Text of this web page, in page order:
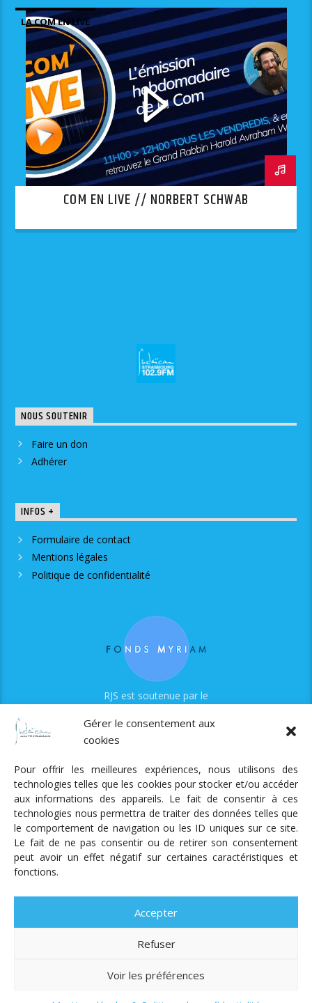
Gérer le consentement aux
cookies
Pour offrir les meilleures expériences, nous utilisons des
technologies telles que les cookies pour stocker et/ou accéder
aux informations des appareils. Le fait de consentir à ces
technologies nous permettra de traiter des données telles que
le comportement de navigation ou les ID uniques sur ce site.
Le fait de ne pas consentir ou de retirer son consentement
peut avoir un effet négatif sur certaines caractéristiques et
fonctions.
Accepter
Refuser
Voir les préférences
LA COM EN LIVE
COM EN LIVE // NORBERT SCHWAB
NOUS SOUTENIR
Faire un don
Adhérer
INFOS +
Formulaire de contact
Mentions légales
Politique de confidentialité
RJS est soutenue par le
Radio Judaica Strasbourg
Tous droits réservés
RADIO JUDAÏCA
ÉMISSIONS ET GRILLE DES PROGRAMMES
PODCASTS
UN DON
ADHÉRER MENTIONS LÉGALES
RÉAL.